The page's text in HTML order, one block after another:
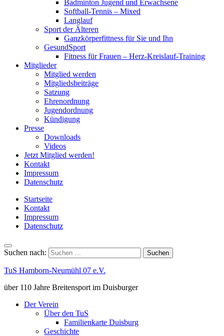
Badminton Jugend und Erwachsene
Softball-Tennis – Mixed
Langlauf
Sport der Älteren
Ganzkörperfittness für Sie und Ihn
GesundSport
Fitness für Frauen – Herz-Kreislauf-Training
Mitglieder
Mitglied werden
Mitgliedsbeiträge
Satzung
Ehrenordnung
Jugendordnung
Kündigung
Presse
Downloads
Videos
Jetzt Mitglied werden!
Kontakt
Impressum
Datenschutz
Startseite
Kontakt
Impressum
Datenschutz
Suchen nach:
TuS Hamborn-Neumühl 07 e.V.
über 110 Jahre Breitensport im Duisburger
Der Verein
Über den TuS
Familienkarte Duisburg
Geschichte